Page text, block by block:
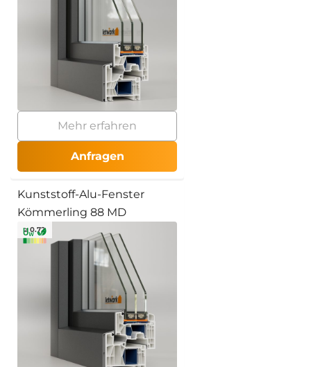
Mehr erfahren
Anfragen
Kunststoff-Alu-Fenster
Kömmerling 88 MD
≥ 0.72